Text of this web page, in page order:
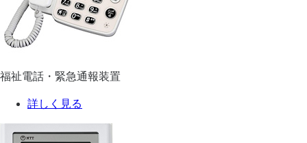
福祉電話・緊急通報装置
詳しく見る